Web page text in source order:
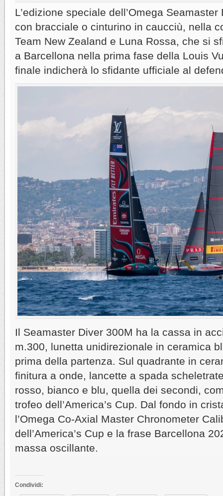
L’edizione speciale dell’Omega
con bracciale o cinturino in caucciù, nella
Team New Zealand e Luna Rossa, che si
a Barcellona nella prima fase della Louis
finale indicherà lo sfidante ufficiale al
Il Seamaster Diver 300M ha la cassa in
m.300, lunetta unidirezionale in ceramica
prima della partenza. Sul quadrante in
finitura a onde, lancette a spada
rosso, bianco e blu, quella dei secondi,
trofeo dell’America’s Cup. Dal fondo in
l’Omega Co-Axial Master Chronometer
dell’America’s Cup e la frase Barcellona
massa oscillante.
Condividi: